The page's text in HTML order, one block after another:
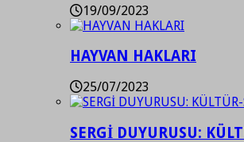
19/09/2023
HAYVAN HAKLARI
25/07/2023
SERGİ DUYURUSU: